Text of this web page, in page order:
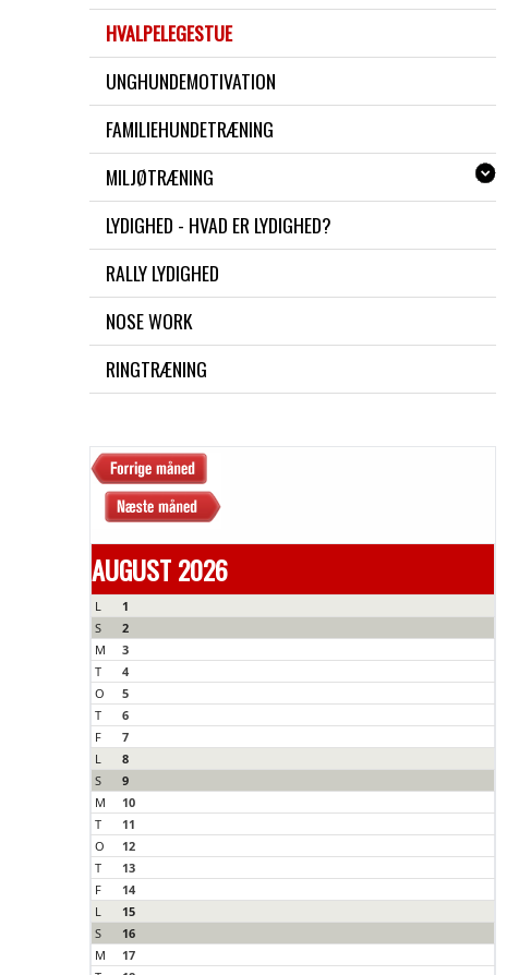
HVALPELEGESTUE
UNGHUNDEMOTIVATION
FAMILIEHUNDETRÆNING
MILJØTRÆNING
LYDIGHED - HVAD ER LYDIGHED?
RALLY LYDIGHED
NOSE WORK
RINGTRÆNING
AUGUST 2026
L
1
S
2
M
3
T
4
O
5
T
6
F
7
L
8
S
9
M
10
T
11
O
12
T
13
F
14
L
15
S
16
M
17